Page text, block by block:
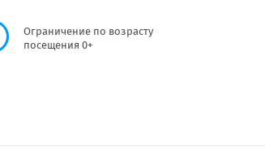
Ограничение по возрасту
посещения 0+